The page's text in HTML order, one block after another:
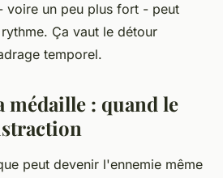
voire un peu plus fort - peut
Ça vaut le détour
temporel.
médaille : quand le
peut devenir l'ennemie même